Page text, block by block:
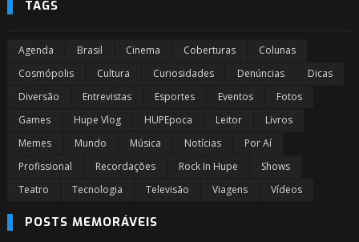
TAGS
Agenda Brasil Cinema Coberturas
Colunas
Cosmópolis
Cultura Curiosidades Denúncias
Dicas
Diversão
Entrevistas Esportes Eventos
Fotos
Games
Hupe Vlog HUPEpoca Leitor
Livros
Memes
Mundo Música Notícias
Por Aí
Profissional
Recordações Rock In Hupe
Shows
Teatro
Tecnologia Televisão Viagens Vídeos
POSTS MEMORÁVEIS